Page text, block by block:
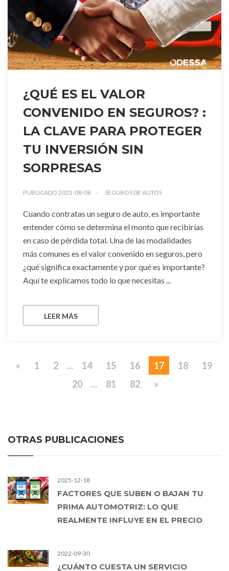
¿QUÉ ES EL VALOR
CONVENIDO EN SEGUROS? :
LA CLAVE PARA PROTEGER
TU INVERSIÓN SIN
SORPRESAS
PUBLICADO 2025-08-08 SEGUROS DE AUTOS
Cuando contratas un seguro de auto, es importante
entender cómo se determina el monto que recibirías
en caso de pérdida total. Una de las modalidades
más comunes es el valor convenido en seguros, pero
¿qué significa exactamente y por qué es importante?
Aquí te explicamos todo lo que necesitas ...
LEER MÁS
« 1 2 ... 14 15 16 17 18
19
20
... 81 82 »
OTRAS PUBLICACIONES
2025-12-18
FACTORES QUE SUBEN O BAJAN TU
PRIMA AUTOMOTRIZ: LO QUE
REALMENTE INFLUYE EN EL PRECIO
2022-09-30
¿CUÁNTO CUESTA UN SERVICIO